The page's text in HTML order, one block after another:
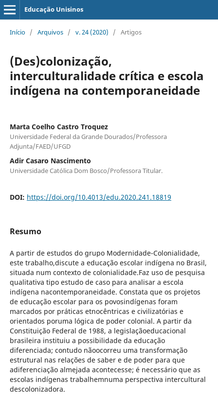
Educação Unisinos
Início / Arquivos / v. 24 (2020) / Artigos
(Des)colonização,
interculturalidade crítica e escola
indígena na contemporaneidade
Marta Coelho Castro Troquez
Universidade Federal da Grande Dourados/Professora
Adjunta/FAED/UFGD
Adir Casaro Nascimento
Universidade Católica Dom Bosco/Professora Titular.
DOI: https://doi.org/10.4013/edu.2020.241.18819
Resumo
A partir de estudos do grupo Modernidade-Colonialidade,
este trabalho,discute a educação escolar indígena no Brasil,
situada num contexto de colonialidade.Faz uso de pesquisa
qualitativa tipo estudo de caso para analisar a escola
indígena nacontemporaneidade. Constata que os projetos
de educação escolar para os povosindígenas foram
marcados por práticas etnocêntricas e civilizatórias e
orientados poruma lógica de poder colonial. A partir da
Constituição Federal de 1988, a legislaçãoeducacional
brasileira instituiu a possibilidade da educação
diferenciada; contudo nãoocorreu uma transformação
estrutural nas relações de saber e de poder para que
adiferenciação almejada acontecesse; é necessário que as
escolas indígenas trabalhemnuma perspectiva intercultural
descolonizadora.